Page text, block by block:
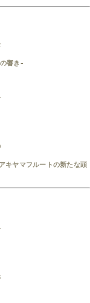
響き-
ヤマフルートの新たな頭